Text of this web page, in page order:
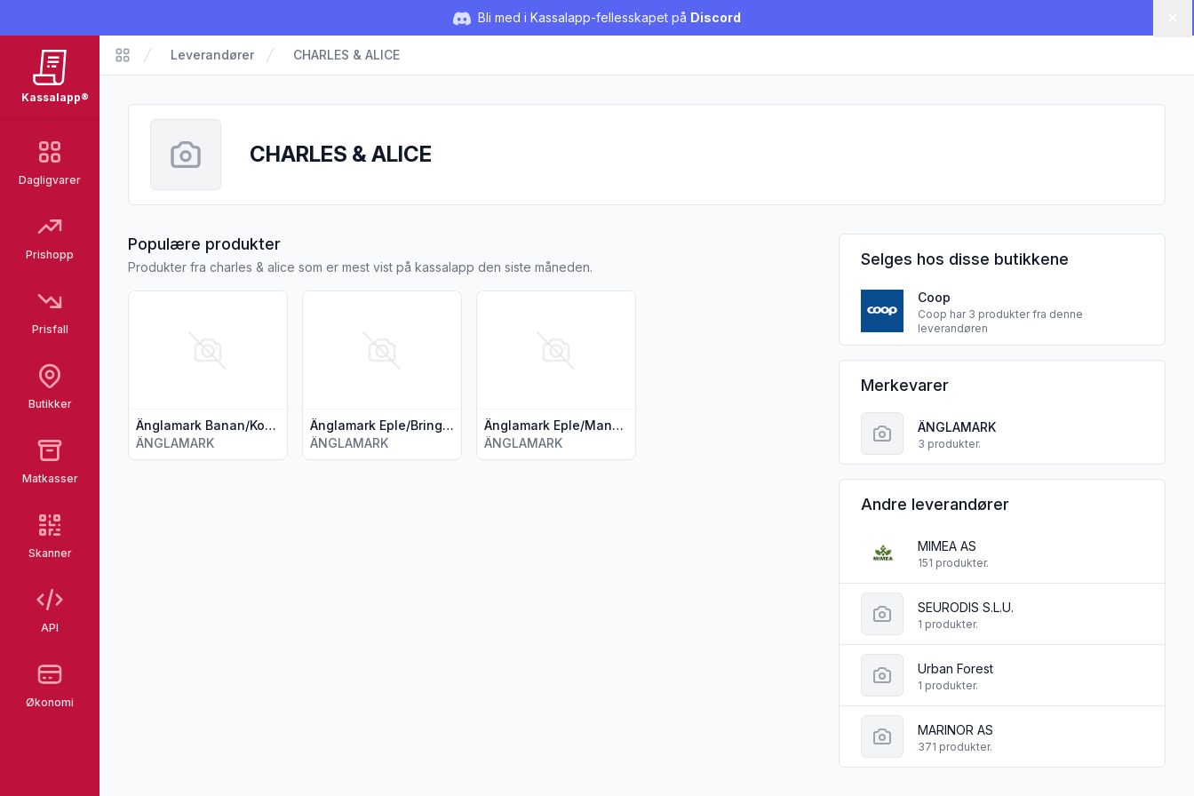
Bli med i Kassalapp-fellesskapet på Discord
Kassalapp®
Dagligvarer
Prishopp
Prisfall
Butikker
Matkasser
Skanner
API
Økonomi
Kassalapp
Leverandører CHARLES & ALICE
CHARLES & ALICE
Populære produkterfra CHARLES & ALICE
Produkter fra charles & alice som er mest vist på kassalapp den siste måneden.
Änglamark Banan/Kokos/Eple 90g
ÄNGLAMARK
Änglamark Eple/Bringebær/Banan 90g
ÄNGLAMARK
Änglamark Eple/Mango/Fersken 90g
ÄNGLAMARK
Selges hos disse butikkene
Coop
Coop har 3 produkter fra denne
leverandøren
CHARLES & ALICE sine
Merkevarer
ÄNGLAMARK
3 produkter.
Andre leverandører
MIMEA AS
151 produkter.
SEURODIS S.L.U.
1 produkter.
Urban Forest
1 produkter.
MARINOR AS
371 produkter.